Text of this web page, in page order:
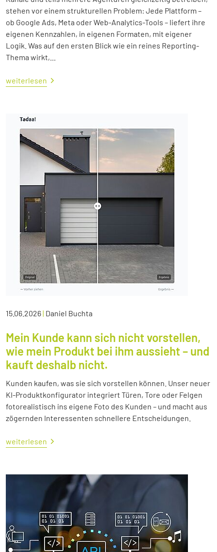
stehen vor einem strukturellen Problem: Jede Plattform –
ob Google Ads, Meta oder Web-Analytics-Tools – liefert ihre
eigenen Kennzahlen, in eigenen Formaten, mit eigener
Logik. Was auf den ersten Blick wie ein reines Reporting-
Thema wirkt,...
weiterlesen
15.06.2026| Daniel Buchta
Mein Kunde kann sich nicht vorstellen,
wie mein Produkt bei ihm aussieht – und
kauft deshalb nicht.
Kunden kaufen, was sie sich vorstellen können. Unser neuer
KI-Produktkonfigurator integriert Türen, Tore oder Felgen
fotorealistisch ins eigene Foto des Kunden – und macht aus
zögernden Interessenten schnellere Entscheidungen.
weiterlesen